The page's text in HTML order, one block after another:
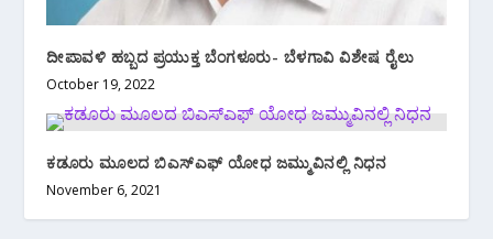
ದೀಪಾವಳಿ ಹಬ್ಬದ ಪ್ರಯುಕ್ತ ಬೆಂಗಳೂರು- ಬೆಳಗಾವಿ ವಿಶೇಷ ರೈಲು
October 19, 2022
ಕಡೂರು ಮೂಲದ ಬಿಎಸ್‌ಎಫ್ ಯೋಧ ಜಮ್ಮುವಿನಲ್ಲಿ ನಿಧನ
November 6, 2021